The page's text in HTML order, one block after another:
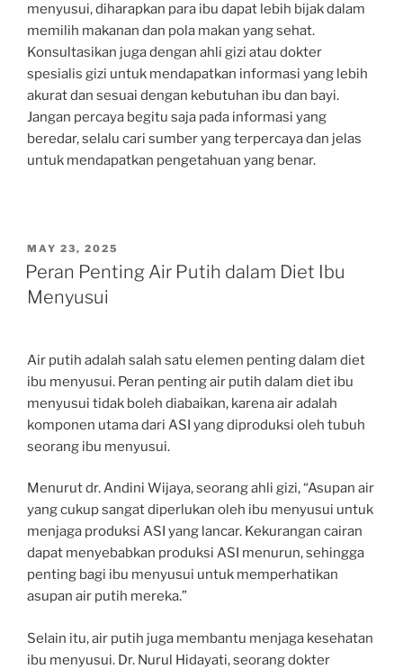
menyusui, diharapkan para ibu dapat lebih bijak dalam
memilih makanan dan pola makan yang sehat.
Konsultasikan juga dengan ahli gizi atau dokter
spesialis gizi untuk mendapatkan informasi yang lebih
akurat dan sesuai dengan kebutuhan ibu dan bayi.
Jangan percaya begitu saja pada informasi yang
beredar, selalu cari sumber yang terpercaya dan jelas
untuk mendapatkan pengetahuan yang benar.
POSTED
ON
MAY 23, 2025
Peran Penting Air Putih dalam Diet Ibu
Menyusui
Air putih adalah salah satu elemen penting dalam diet
ibu menyusui. Peran penting air putih dalam diet ibu
menyusui tidak boleh diabaikan, karena air adalah
komponen utama dari ASI yang diproduksi oleh tubuh
seorang ibu menyusui.
Menurut dr. Andini Wijaya, seorang ahli gizi, “Asupan air
yang cukup sangat diperlukan oleh ibu menyusui untuk
menjaga produksi ASI yang lancar. Kekurangan cairan
dapat menyebabkan produksi ASI menurun, sehingga
penting bagi ibu menyusui untuk memperhatikan
asupan air putih mereka.”
Selain itu, air putih juga membantu menjaga kesehatan
ibu menyusui. Dr. Nurul Hidayati, seorang dokter